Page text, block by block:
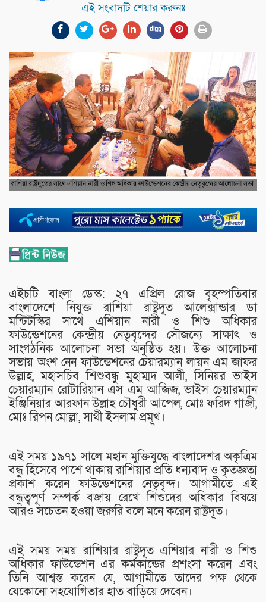
এই সংবাদটি শেয়ার করুনঃ
এইচটি বাংলা ডেস্ক: ২৭ এপ্রিল রোজ বৃহস্পতিবার
বাংলাদেশে নিযুক্ত রাশিয়া রাষ্ট্রদূত আলেক্সান্ডার ডা
মন্টিটস্কির সাথে এশিয়ান নারী ও শিশু অধিকার
ফাউন্ডেশনের কেন্দ্রীয় নেতৃবৃন্দের সৌজন্যে সাক্ষাৎ ও
সাংগঠনিক আলোচনা সভা অনুষ্ঠিত হয়। উক্ত আলোচনা
সভায় অংশ নেন ফাউন্ডেশনের চেয়ারম্যান লায়ন এম জাফর
উল্লাহ, মহাসচিব শিশুবন্ধু মুহাম্মদ আলী, সিনিয়র ভাইস
চেয়ারম্যান রোটারিয়ান এস এম আজিজ, ভাইস চেয়ারম্যান
ইঞ্জিনিয়ার আরফান উল্লাহ চৌধুরী আপেল, মোঃ ফরিদ গাজী,
মোঃ রিপন মোল্লা, সাথী ইসলাম প্রমূখ।
এই সময় ১৯৭১ সালে মহান মুক্তিযুদ্ধে বাংলাদেশর অকৃত্রিম
বন্ধু হিসেবে পাশে থাকায় রাশিয়ার প্রতি ধন্যবাদ ও কৃতজ্ঞতা
প্রকাশ করেন ফাউন্ডেশনের নেতৃবৃন্দ। আগামীতে এই
বন্ধুত্বপূর্ণ সম্পর্ক বজায় রেখে শিশুদের অধিকার বিষয়ে
আরও সচেতন হওয়া জরুরি বলে মনে করেন রাষ্ট্রদূত।
এই সময় সময় রাশিয়ার রাষ্ট্রদূত এশিয়ার নারী ও শিশু
অধিকার ফাউন্ডেশন এর কর্মকান্ডের প্রশংসা করেন এবং
তিনি আশ্বস্ত করেন যে, আগামীতে তাদের পক্ষ থেকে
যেকোনো সহযোগিতার হাত বাড়িয়ে দেবেন।